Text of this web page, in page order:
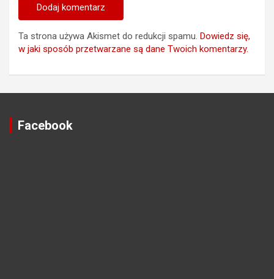
Ta strona używa Akismet do redukcji spamu. Dowiedz się,
w jaki sposób przetwarzane są dane Twoich komentarzy.
Facebook